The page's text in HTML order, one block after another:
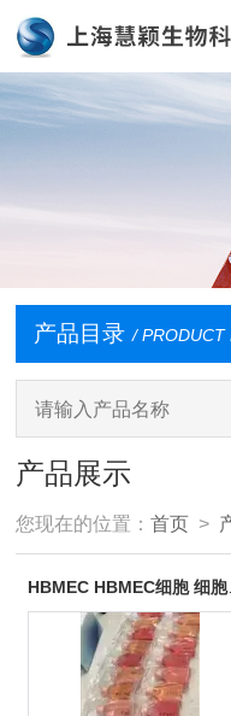
产品目录 / PRODUCT
产品展示
您现在的位置：首页 >
HBMEC